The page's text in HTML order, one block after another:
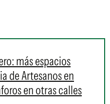
más espacios
de Artesanos en
en otras calles